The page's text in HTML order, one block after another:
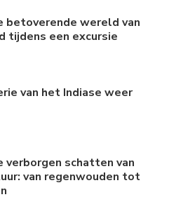
betoverende wereld van
tijdens een excursie
van het Indiase weer
verborgen schatten van
van regenwouden tot